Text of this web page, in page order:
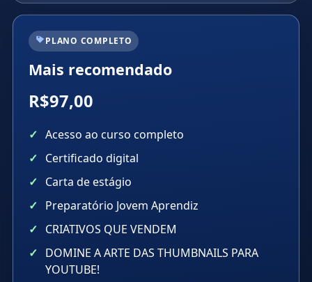
PLANO COMPLETO
Mais recomendado
R$97,00
Acesso ao curso completo
Certificado digital
Carta de estágio
Preparatório Jovem Aprendiz
CRIATIVOS QUE VENDEM
DOMINE A ARTE DAS THUMBNAILS PARA
YOUTUBE!